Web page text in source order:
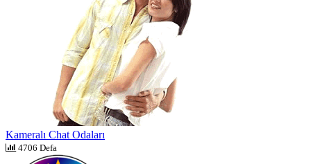
Kameralı Chat Odaları
4706 Defa